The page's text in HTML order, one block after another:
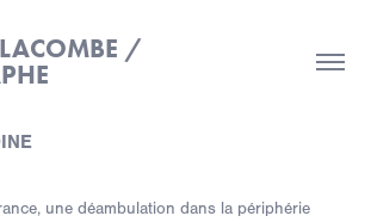
/
une déambulation dans la périphérie